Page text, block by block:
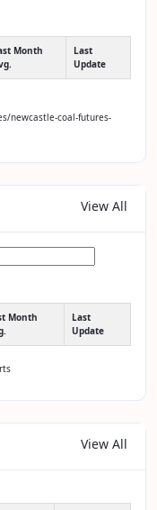
Month
Last
Update
newcastle-coal-futures-
View All
Month
Last
Update
View All